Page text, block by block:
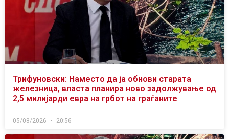
Трифуновски: Наместо да ја обнови старата
железница, власта планира ново задолжување од
2,5 милијарди евра на грбот на граѓаните
05/08/2026 20:56